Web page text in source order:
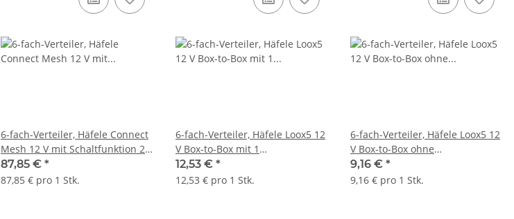
6-fach-Verteiler, Häfele Connect
Mesh 12 V mit Schaltfunktion 2-
pol. (monochrom)
87,85 € *
87,85 € pro 1 Stk.
6-fach-Verteiler, Häfele Loox5 12
V Box-to-Box mit 1
Schaltfunktion 2-pol.
(monochrom)
12,53 € *
12,53 € pro 1 Stk.
6-fach-Verteiler, Häfele Loox5 12
V Box-to-Box ohne
Schaltfunktion
9,16 € *
9,16 € pro 1 Stk.